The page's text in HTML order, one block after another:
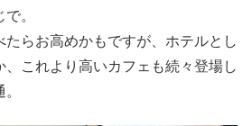
。
たらお高めかもですが、ホテルとし
、これより高いカフェも続々登場し